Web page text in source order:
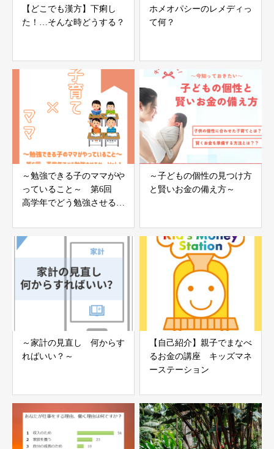
【どこでも漢方】下痢し
た！…そんな時どうする？
ホメオパシーのレメディっ
て何？
～勉強できる子のママがや
っていること～ 第6回
高学年でどう勉強させるか
～子どもの個性の見つけ方
と賢いお金の備え方～
～家計の見直し 何からす
ればいい？～
【自己紹介】親子でまなべ
るお金の講座 キッズマネ
ーステーション